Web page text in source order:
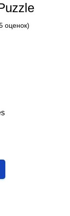
оценок)